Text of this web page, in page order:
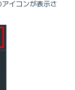
イコンが表示さ